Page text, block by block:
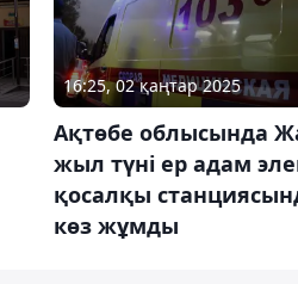
16:25, 02 қаңтар 2025
Ақтөбе облысында
жыл түні ер адам
қосалқы
көз жұмды